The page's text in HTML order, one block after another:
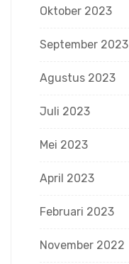
Oktober 2023
September 2023
Agustus 2023
Juli 2023
Mei 2023
April 2023
Februari 2023
November 2022